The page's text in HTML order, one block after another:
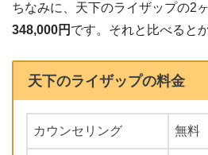
ちなみに、天下のライザップの2
348,000円 です。それと比べると
天下のライザップの料金
カウンセリング 無料